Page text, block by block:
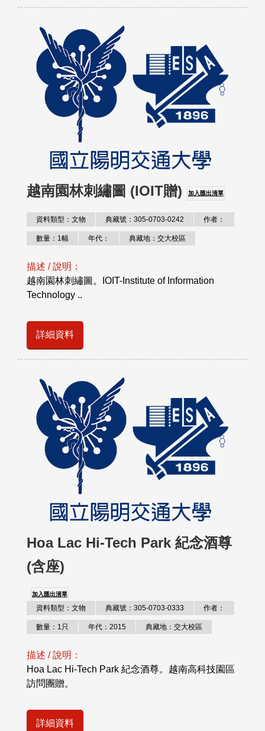
越南園林刺繡圖 (IOIT贈) 加入匯出清單
資料類型：文物 典藏號：305-0703-0242 作者：
數量：1幅 年代： 典藏地：交大校區
描述 / 說明：
越南園林刺繡圖。IOIT-Institute of Information
Technology ..
詳細資料
Hoa Lac Hi-Tech Park 紀念酒尊
(含座)
加入匯出清單
資料類型：文物 典藏號：305-0703-0333 作者：
數量：1只 年代：2015 典藏地：交大校區
描述 / 說明：
Hoa Lac Hi-Tech Park 紀念酒尊。越南高科技園區
訪問團贈。
詳細資料